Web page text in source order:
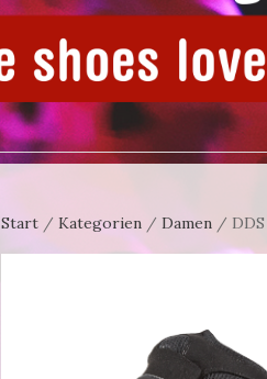
Start /Kategorien /Damen /